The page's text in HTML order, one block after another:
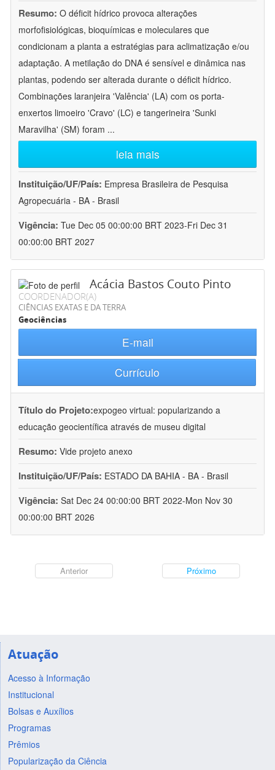
Resumo: O déficit hídrico provoca alterações
morfofisiológicas, bioquímicas e moleculares que
condicionam a planta a estratégias para aclimatização e/ou
adaptação. A metilação do DNA é sensível e dinâmica nas
plantas, podendo ser alterada durante o déficit hídrico.
Combinações laranjeira 'Valência' (LA) com os porta-
enxertos limoeiro 'Cravo' (LC) e tangerineira 'Sunki
Maravilha' (SM) foram ...
leia mais
Instituição/UF/País: Empresa Brasileira de Pesquisa
Agropecuária - BA - Brasil
Vigência: Tue Dec 05 00:00:00 BRT 2023-Fri Dec 31
00:00:00 BRT 2027
Acácia Bastos Couto Pinto
COORDENADOR(A)
CIÊNCIAS EXATAS E DA TERRA
Geociências
E-mail
Currículo
Título do Projeto:expogeo virtual: popularizando a
educação geocientífica através de museu digital
Resumo: Vide projeto anexo
Instituição/UF/País: ESTADO DA BAHIA - BA - Brasil
Vigência: Sat Dec 24 00:00:00 BRT 2022-Mon Nov 30
00:00:00 BRT 2026
Anterior Próximo
Atuação
Acesso à Informação
Institucional
Bolsas e Auxílios
Programas
Prêmios
Popularização da Ciência